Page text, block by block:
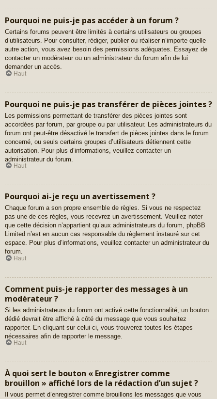
Pourquoi ne puis-je pas accéder à un forum ?
Certains forums peuvent être limités à certains utilisateurs ou groupes
d’utilisateurs. Pour consulter, rédiger, publier ou réaliser n’importe quelle
autre action, vous avez besoin des permissions adéquates. Essayez de
contacter un modérateur ou un administrateur du forum afin de lui
demander un accès.
Haut
Pourquoi ne puis-je pas transférer de pièces jointes ?
Les permissions permettant de transférer des pièces jointes sont
accordées par forum, par groupe ou par utilisateur. Les administrateurs du
forum ont peut-être désactivé le transfert de pièces jointes dans le forum
concerné, ou seuls certains groupes d’utilisateurs détiennent cette
autorisation. Pour plus d’informations, veuillez contacter un
administrateur du forum.
Haut
Pourquoi ai-je reçu un avertissement ?
Chaque forum a son propre ensemble de règles. Si vous ne respectez
pas une de ces règles, vous recevrez un avertissement. Veuillez noter
que cette décision n’appartient qu’aux administrateurs du forum, phpBB
Limited n’est en aucun cas responsable du règlement instauré sur cet
espace. Pour plus d’informations, veuillez contacter un administrateur du
forum.
Haut
Comment puis-je rapporter des messages à un
modérateur ?
Si les administrateurs du forum ont activé cette fonctionnalité, un bouton
dédié devrait être affiché à côté du message que vous souhaitez
rapporter. En cliquant sur celui-ci, vous trouverez toutes les étapes
nécessaires afin de rapporter le message.
Haut
À quoi sert le bouton « Enregistrer comme
brouillon » affiché lors de la rédaction d’un sujet ?
Il vous permet d’enregistrer comme brouillons les messages que vous